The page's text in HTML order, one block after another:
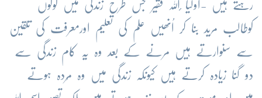
رہتے ہیں -اولیا ٔاللہ فقیر جس طرح زندگی میں لوگوں
کوطالب مرید بنا کر اُنھیں علم کی تعلیم اورمعرفت کی تلقین
سے سنوارتے ہیں مرنے کے بعد وہ یہ کام زندگی سے
دو گنا زیادہ کرتے ہیں کیونکہ زندگی میں وہ مُردہ ہوتے